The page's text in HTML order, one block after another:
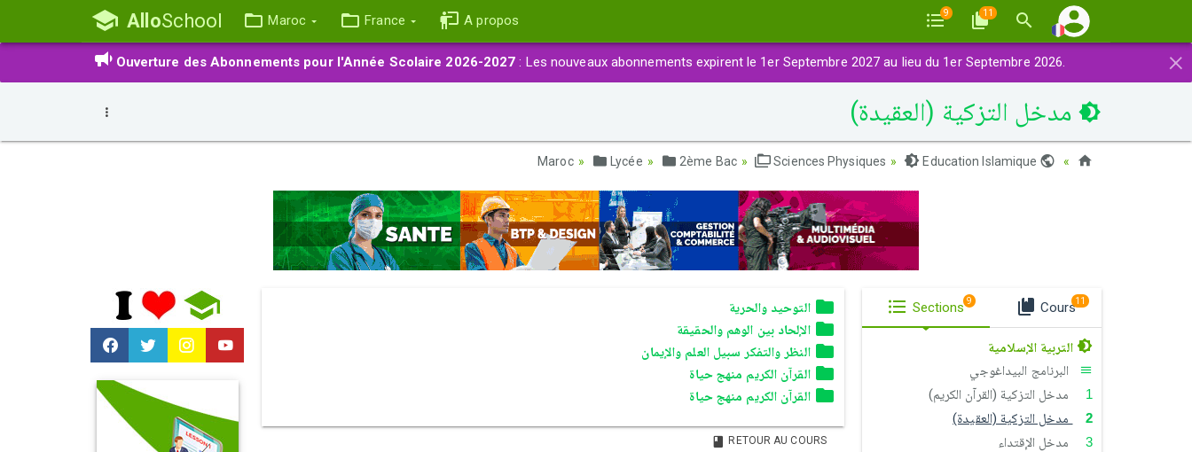
AlloSchool Maroc France A propos 9 11
×
Ouverture des Abonnements pour l'Année Scolaire 2026-2027 : Les nouveaux abonnements expirent le 1er Septembre 2027 au lieu du 1er Septembre 2026.
مدخل التزكية (العقيدة)
Lycée 2ème Bac Sciences Physiques Education Islamique
التوحيد والحرية
الإلحاد بين الوهم والحقيقة
النظر والتفكر سبيل العلم والإيمان
القرآن الكريم منهج حياة
القرآن الكريم منهج حياة
RETOUR AU COURS
Sections 9 Cours11
التربية الإسلامية
البرنامج البيداغوجي
مدخل التزكية (القرآن الكريم)
مدخل التزكية (العقيدة)
مدخل الإقتداء